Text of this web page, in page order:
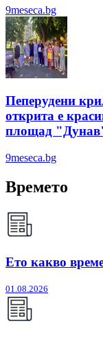
9meseca.bg
Пеперудени
открита е
площад
9meseca.bg
Времето
Ето какво
01.08.2026